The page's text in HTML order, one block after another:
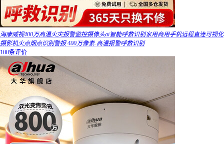
海康威视400万高温火灾报警监控摄像头ai智能呼救识别家用商用手机远程直连可视化
摄影机火点烟点识别警报 400万像素-高温报警呼救识别
100条评价